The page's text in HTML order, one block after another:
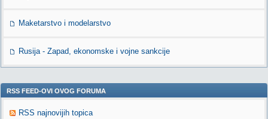
Maketarstvo i modelarstvo
Rusija - Zapad, ekonomske i vojne sankcije
RSS FEED-OVI OVOG FORUMA
RSS najnovijih topica